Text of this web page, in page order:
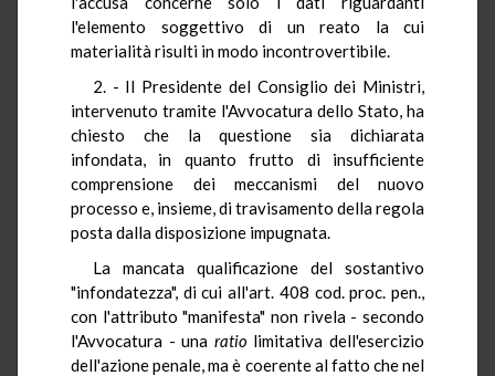
l'elemento soggettivo di un reato la cui
materialità risulti in modo incontrovertibile.
2. - Il Presidente del Consiglio dei Ministri,
intervenuto tramite l'Avvocatura dello Stato, ha
chiesto che la questione sia dichiarata
infondata, in quanto frutto di insufficiente
comprensione dei meccanismi del nuovo
processo e, insieme, di travisamento della regola
posta dalla disposizione impugnata.
La mancata qualificazione del sostantivo
"infondatezza", di cui all'art. 408 cod. proc. pen.,
con l'attributo "manifesta" non rivela - secondo
l'Avvocatura - una ratiolimitativa dell'esercizio
dell'azione penale, ma è coerente al fatto che nel